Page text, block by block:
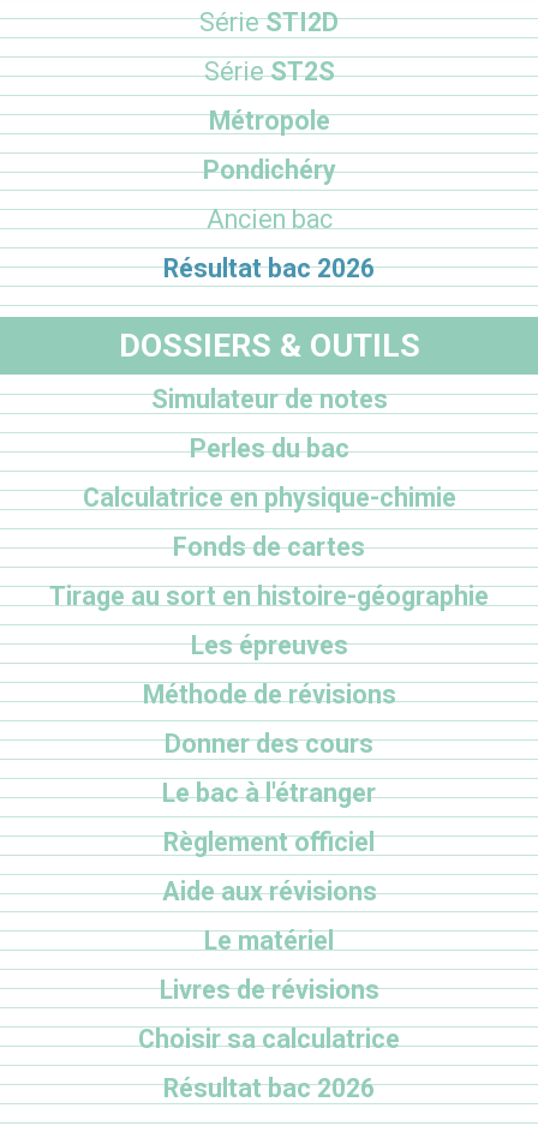
SérieSTI2D
SérieST2S
Métropole
Pondichéry
Ancien bac
Résultat bac 2026
DOSSIERS & OUTILS
Simulateur de notes
Perles du bac
Calculatrice en physique-chimie
Fonds de cartes
Tirage au sort en histoire-géographie
Les épreuves
Méthode de révisions
Donner des cours
Le bac à l'étranger
Règlement officiel
Aide aux révisions
Le matériel
Livres de révisions
Choisir sa calculatrice
Résultat bac 2026